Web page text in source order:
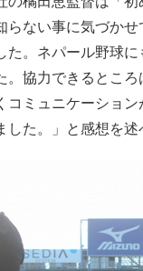
らない事に気づか
た。ネパール野球
。協力できるとこ
コミュニケーショ
した。」と感想を述